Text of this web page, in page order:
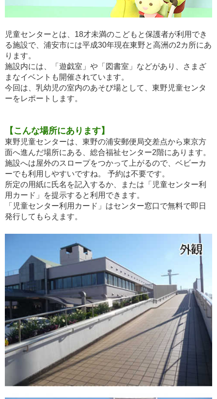
児童センターとは、18才未満のこどもと保護者が利用でき
る施設で、浦安市には平成30年現在東野と高洲の2カ所にあ
ります。
施設内には、「遊戯室」や「図書室」などがあり、さまざ
まなイベントも開催されています。
今回は、乳幼児の室内のあそび場として、東野児童センタ
ーをレポートします。
【こんな場所にあります】
東野児童センターは、東野の浦安郵便局交差点から東京方
面へ進んだ場所にある、総合福祉センター2階にあります。
施設へは屋外のスロープをつかって上がるので、ベビーカ
ーでも利用しやすいですね。 予約は不要です。
所定の用紙に氏名を記入するか、または「児童センター利
用カード」を提示すると利用できます。
「児童センター利用カード」はセンター窓口で無料で即日
発行してもらえます。